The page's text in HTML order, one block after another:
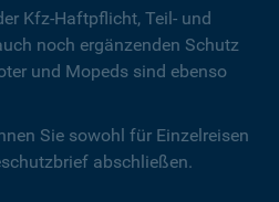
Kfz-Haftpflicht, Teil- und
noch ergänzenden Schutz
und Mopeds sind ebenso
Sie sowohl für Einzelreisen
abschließen.